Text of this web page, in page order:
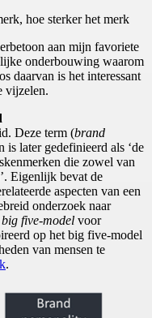
hoe sterker het merk
aan mijn favoriete
onderbouwing waarom
daarvan is het interessant
vijzelen.
Deze term (brand
is later gedefinieerd als ‘de
die zowel van
Eigenlijk bevat de
aspecten van een
onderzoek naar
big five-model voor
op het big five-model
van mensen te
.